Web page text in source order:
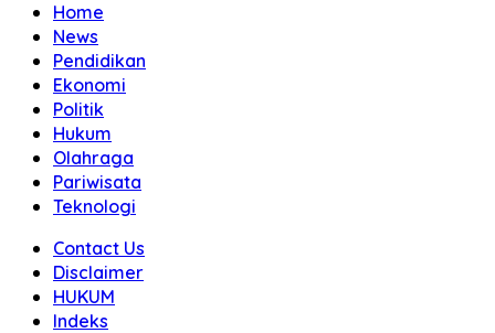
Home
News
Pendidikan
Ekonomi
Politik
Hukum
Olahraga
Pariwisata
Teknologi
Contact Us
Disclaimer
HUKUM
Indeks